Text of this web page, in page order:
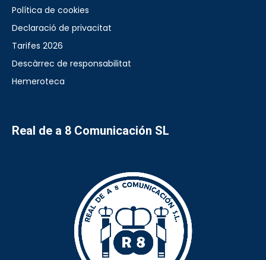
Política de cookies
Declaració de privacitat
Tarifes 2026
Descàrrec de responsabilitat
Hemeroteca
Real de a 8 Comunicación SL